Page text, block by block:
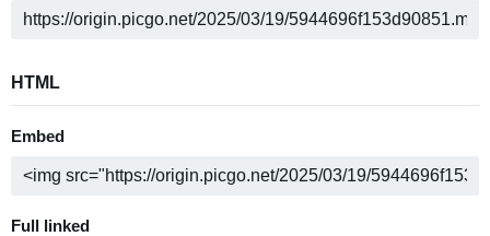
HTML
Embed
Full linked